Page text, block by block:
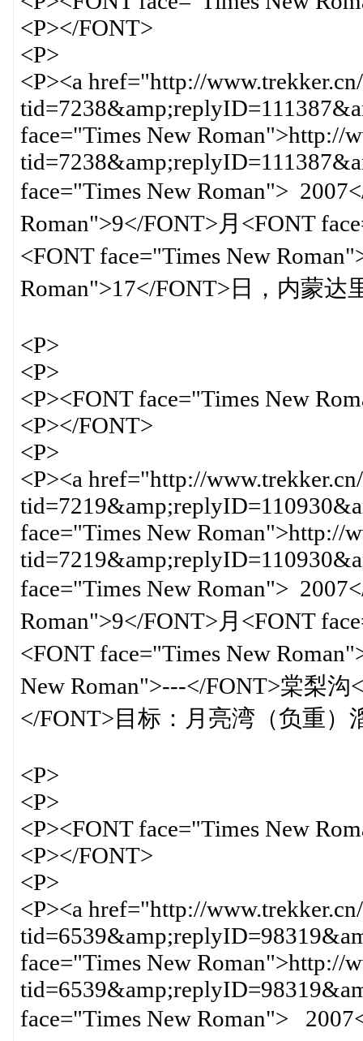
<P></FONT>
<P>
<P><a href="http://
face="Times New Roman">http://
face="Times New Roman">
Roman">9</FONT>月<FONT
<FONT face="Times New
Roman">17</FONT>日，内蒙达
<P>
<P>
<P><FONT face="Times New
<P></FONT>
<P>
<P><a href="http://
face="Times New Roman">http://
face="Times New Roman">
Roman">9</FONT>月<FONT
<FONT face="Times New
New Roman">---</FONT>棠梨沟
</FONT>目标：月亮湾（负重）
<P>
<P>
<P><FONT face="Times New
<P></FONT>
<P>
<P><a href="http://
face="Times New Roman">http://
face="Times New Roman">